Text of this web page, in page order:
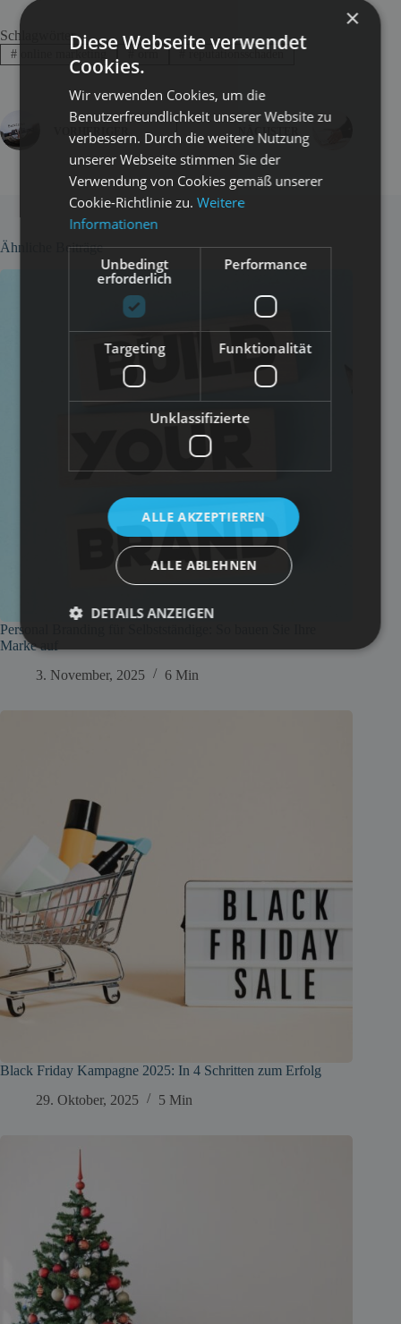
Schlagwörter
#online marketing
VORHERIGER NÄCHSTER
Ähnliche Beiträge
Personal Branding für Selbstständige: So bauen Sie Ihre
Marke auf
3. November, 2025
6 Min
Black Friday Kampagne 2025: In 4 Schritten zum Erfolg
29. Oktober, 2025
5 Min
×
Diese Webseite verwendet
Cookies.
Wir verwenden Cookies, um die
Benutzerfreundlichkeit unserer Website zu
verbessern. Durch die weitere Nutzung
unserer Webseite stimmen Sie der
Verwendung von Cookies gemäß unserer
Cookie-Richtlinie zu.Weitere
Informationen
Unbedingt
erforderlich
Performance
Targeting Funktionalität
Unklassifizierte
ALLE AKZEPTIEREN
ALLE ABLEHNEN
DETAILS ANZEIGEN